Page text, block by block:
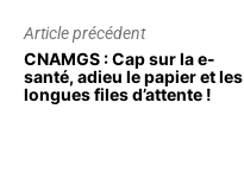
Article précédent
CNAMGS : Cap sur la e-
santé, adieu le papier et les
longues files d’attente !